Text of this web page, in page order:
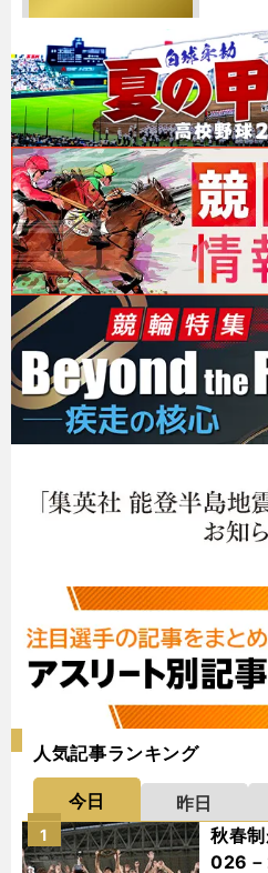
人気記事ランキング
今日 昨日
秋春
026－
1